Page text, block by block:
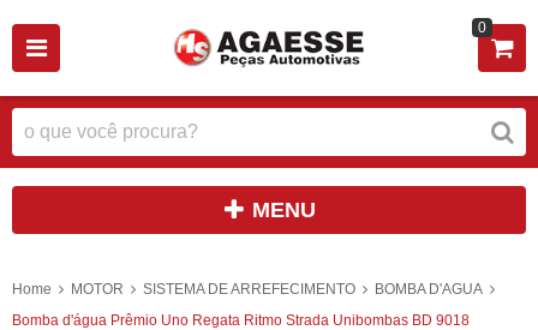
0
MENU
Home MOTOR SISTEMA DE ARREFECIMENTO
BOMBA D'AGUA
Bomba d'água Prêmio Uno Regata Ritmo Strada Unibombas BD 9018